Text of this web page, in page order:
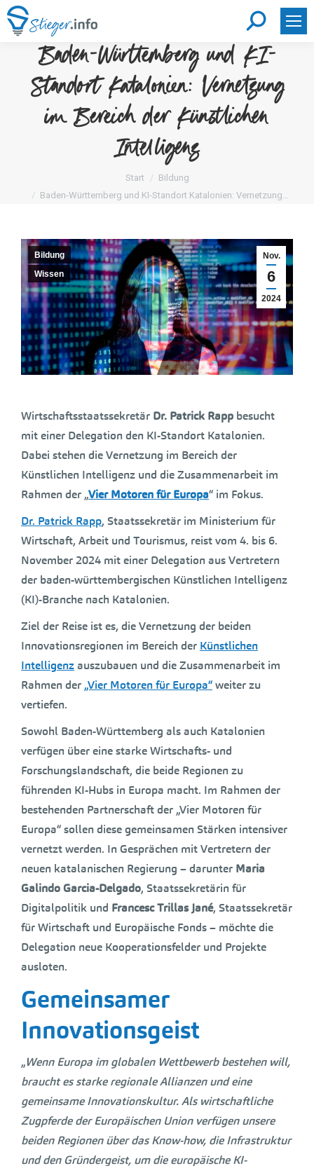
Search:
Baden-Württemberg und KI-
Standort Katalonien: Vernetzung
im Bereich der Künstlichen
Intelligenz
Sie befinden sich hier:Start
Bildung
Baden-Württemberg und KI-Standort Katalonien: Vernetzung…
Nov.
6
2024
Bildung
Wissen
Wirtschaftsstaatssekretär Dr. Patrick Rapp besucht
mit einer Delegation den KI-Standort Katalonien.
Dabei stehen die Vernetzung im Bereich der
Künstlichen Intelligenz und die Zusammenarbeit im
Rahmen der „Vier Motoren für Europa“ im Fokus.
Dr. Patrick Rapp, Staatssekretär im Ministerium für
Wirtschaft, Arbeit und Tourismus, reist vom 4. bis 6.
November 2024 mit einer Delegation aus Vertretern
der baden-württembergischen Künstlichen Intelligenz
(KI)-Branche nach Katalonien.
Ziel der Reise ist es, die Vernetzung der beiden
Innovationsregionen im Bereich der Künstlichen
Intelligenzauszubauen und die Zusammenarbeit im
Rahmen der „Vier Motoren für Europa“weiter zu
vertiefen.
Sowohl Baden-Württemberg als auch Katalonien
verfügen über eine starke Wirtschafts- und
Forschungslandschaft, die beide Regionen zu
führenden KI-Hubs in Europa macht. Im Rahmen der
bestehenden Partnerschaft der „Vier Motoren für
Europa“ sollen diese gemeinsamen Stärken intensiver
vernetzt werden. In Gesprächen mit Vertretern der
neuen katalanischen Regierung – darunter Maria
Galindo Garcia-Delgado, Staatssekretärin für
Digitalpolitik und Francesc Trillas Jané, Staatssekretär
für Wirtschaft und Europäische Fonds – möchte die
Delegation neue Kooperationsfelder und Projekte
ausloten.
Gemeinsamer
Innovationsgeist
„Wenn Europa im globalen Wettbewerb bestehen will,
braucht es starke regionale Allianzen und eine
gemeinsame Innovationskultur. Als wirtschaftliche
Zugpferde der Europäischen Union verfügen unsere
beiden Regionen über das Know-how, die Infrastruktur
und den Gründergeist, um die europäische KI-